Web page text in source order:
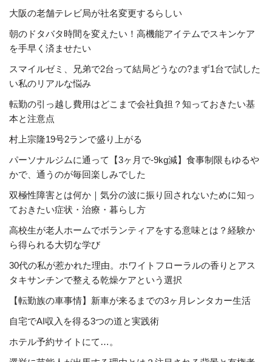
大阪の老舗テレビ局が社名変更するらしい
朝のドタバタ時間を変えたい！高機能アイテムでスキンケア
を手早く済ませたい
スマイルゼミ、兄弟で2台って結局どうなの?まず1台で試した
い私のリアルな悩み
転勤の引っ越し費用はどこまで会社負担？知っておきたい基
本と注意点
村上宗隆19号2ランで盛り上がる
パーソナルジムに通って【3ヶ月で-9kg減】食事制限もゆるや
かで、通うのが毎回楽しみでした
双極性障害とは何か｜気分の波に振り回されないために知っ
ておきたい症状・治療・暮らし方
高校生が老人ホームでボランティアをする意味とは？経験か
ら得られる大切な学び
30代の私が惹かれた理由。ホワイトフローラルの香りとアス
タキサンチンで整える乾燥ケアという選択
【転勤族の車事情】新車が来るまでの3ヶ月レンタカー生活
自宅でAI収入を得る3つの道と実践術
ホテル予約サイトにて…。